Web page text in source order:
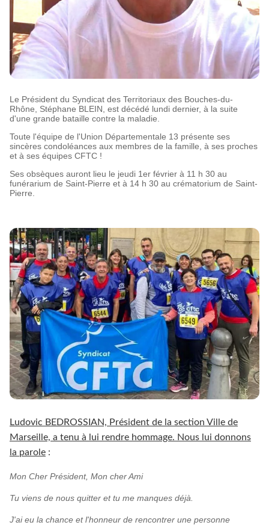
Le Président du Syndicat des Territoriaux des Bouches-du-
Rhône, Stéphane BLEIN, est décédé lundi dernier, à la suite
d'une grande bataille contre la maladie.
Toute l'équipe de l'Union Départementale 13 présente ses
sincères condoléances aux membres de la famille, à ses proches
et à ses équipes CFTC !
Ses obsèques auront lieu le jeudi 1er février à 11 h 30 au
funérarium de Saint-Pierre et à 14 h 30 au crématorium de Saint-
Pierre.
Ludovic BEDROSSIAN, Président de la section Ville de
Marseille, a tenu à lui rendre hommage. Nous lui donnons
la parole :
Mon Cher Président, Mon cher Ami
Tu viens de nous quitter et tu me manques déjà.
J'ai eu la chance et l'honneur de rencontrer une personne